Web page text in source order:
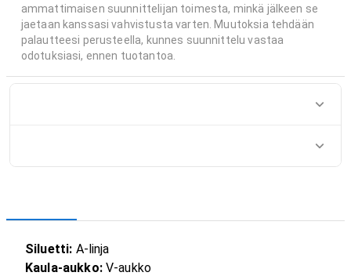
ammattimaisen suunnittelijan toimesta, minkä jälkeen se
jaetaan kanssasi vahvistusta varten. Muutoksia tehdään
palautteesi perusteella, kunnes suunnittelu vastaa
odotuksiasi, ennen tuotantoa.
Siluetti: A-linja
Kaula-aukko:V-aukko